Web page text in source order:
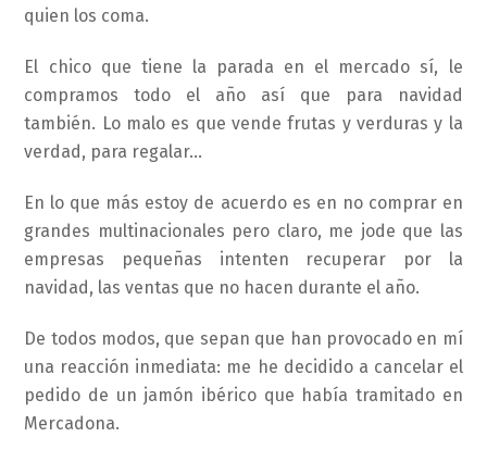
quien los coma.
El chico que tiene la parada en el mercado sí, le
compramos todo el año así que para navidad
también. Lo malo es que vende frutas y verduras y la
verdad, para regalar…
En lo que más estoy de acuerdo es en no comprar en
grandes multinacionales pero claro, me jode que las
empresas pequeñas intenten recuperar por la
navidad, las ventas que no hacen durante el año.
De todos modos, que sepan que han provocado en mí
una reacción inmediata: me he decidido a cancelar el
pedido de un jamón ibérico que había tramitado en
Mercadona.